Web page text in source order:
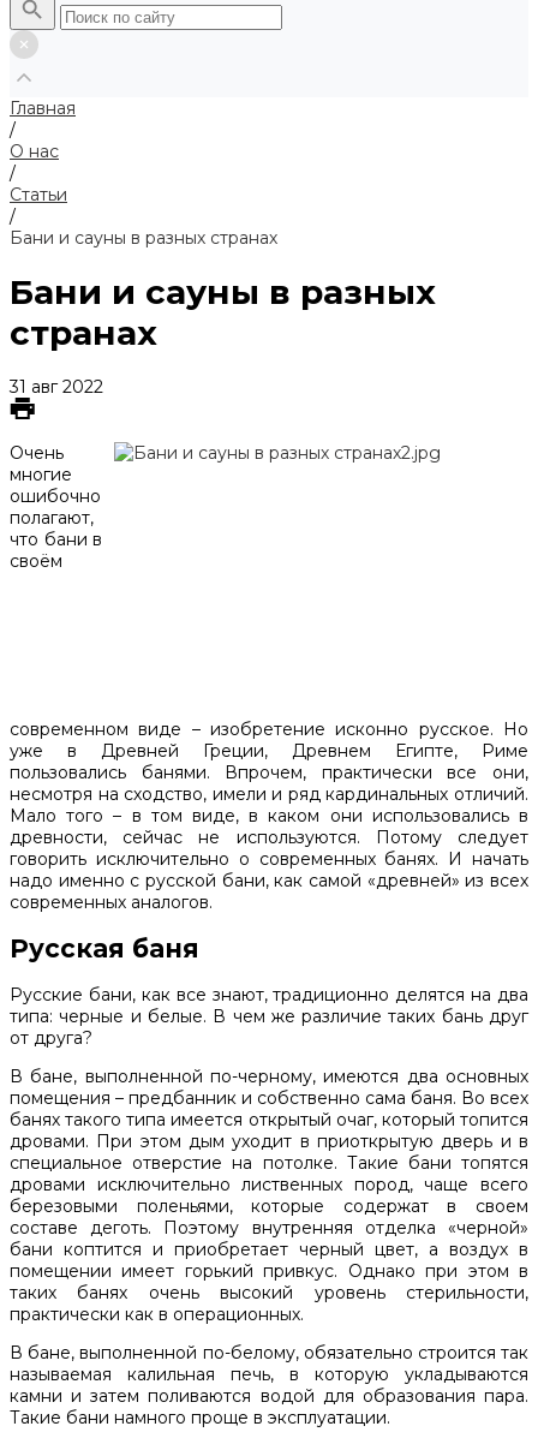
Главная
/
О нас
/
Статьи
/
Бани и сауны в разных странах
Бани и сауны в разных
странах
31 авг 2022
Очень
многие
ошибочно
полагают,
что бани в
своём
современном виде – изобретение исконно русское. Но
уже в Древней Греции, Древнем Египте, Риме
пользовались банями. Впрочем, практически все они,
несмотря на сходство, имели и ряд кардинальных отличий.
Мало того – в том виде, в каком они использовались в
древности, сейчас не используются. Потому следует
говорить исключительно о современных банях. И начать
надо именно с русской бани, как самой «древней» из всех
современных аналогов.
Русская баня
Русские бани, как все знают, традиционно делятся на два
типа: черные и белые. В чем же различие таких бань друг
от друга?
В бане, выполненной по-черному, имеются два основных
помещения – предбанник и собственно сама баня. Во всех
банях такого типа имеется открытый очаг, который топится
дровами. При этом дым уходит в приоткрытую дверь и в
специальное отверстие на потолке. Такие бани топятся
дровами исключительно лиственных пород, чаще всего
березовыми поленьями, которые содержат в своем
составе деготь. Поэтому внутренняя отделка «черной»
бани коптится и приобретает черный цвет, а воздух в
помещении имеет горький привкус. Однако при этом в
таких банях очень высокий уровень стерильности,
практически как в операционных.
В бане, выполненной по-белому, обязательно строится так
называемая калильная печь, в которую укладываются
камни и затем поливаются водой для образования пара.
Такие бани намного проще в эксплуатации.